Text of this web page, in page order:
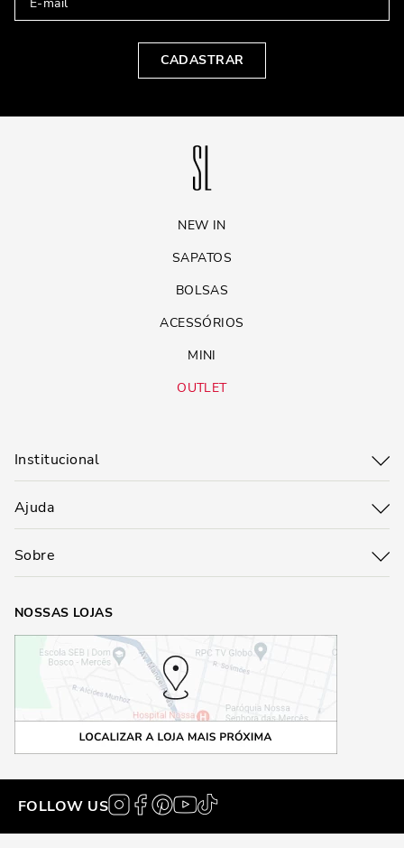
CADASTRAR
NEW IN
SAPATOS
BOLSAS
ACESSÓRIOS
MINI
OUTLET
Institucional
Ajuda
Sobre
NOSSAS LOJAS
FOLLOW US